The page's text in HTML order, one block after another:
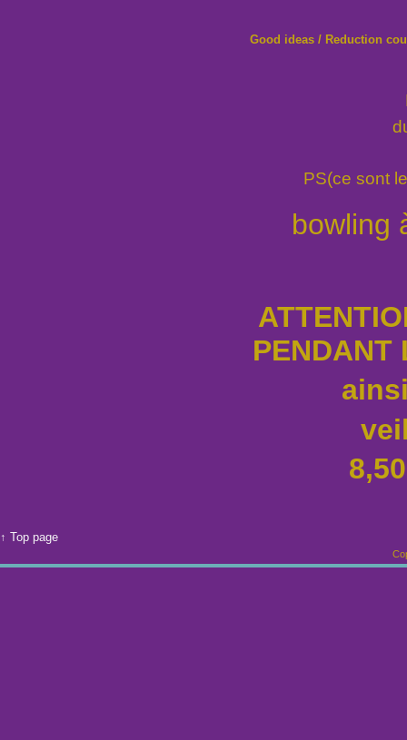
Good ideas / Reduction
PS(ce sont
bowling
PENDANT
↑ Top page